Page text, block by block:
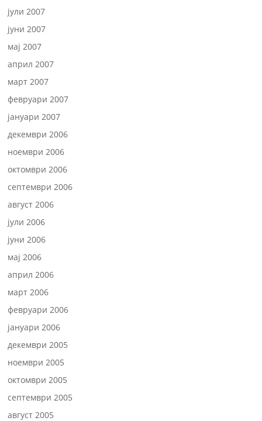
јули 2007
јуни 2007
мај 2007
април 2007
март 2007
февруари 2007
јануари 2007
декември 2006
ноември 2006
октомври 2006
септември 2006
август 2006
јули 2006
јуни 2006
мај 2006
април 2006
март 2006
февруари 2006
јануари 2006
декември 2005
ноември 2005
октомври 2005
септември 2005
август 2005